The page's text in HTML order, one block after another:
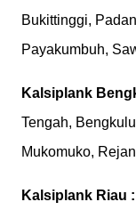
Bukittinggi,
Payakumbuh,
Kalsiplank
Tengah,
Mukomuko,
Kalsiplank Riau :